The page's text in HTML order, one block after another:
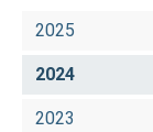
2025
2024
2023